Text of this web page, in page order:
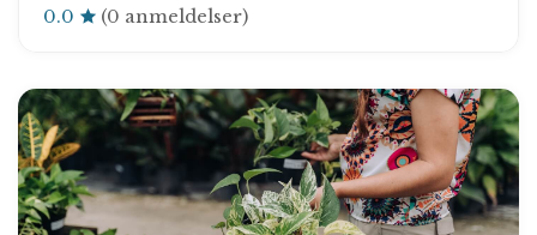
0.0 (0 anmeldelser)